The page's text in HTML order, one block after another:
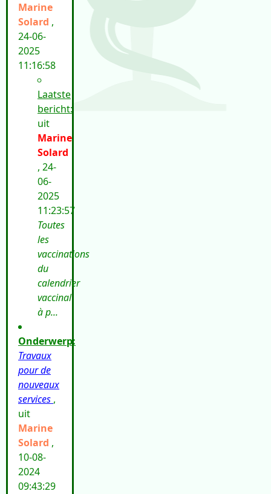
Marine
Solard ,
24-06-
2025
11:16:58
Laatste
bericht:
uit
Marine
Solard
, 24-
06-
2025
11:23:57
Toutes
les
vaccinations
du
calendrier
vaccinal
à p...
Onderwerp:
Travaux
pour de
nouveaux
services ,
uit
Marine
Solard ,
10-08-
2024
09:43:29